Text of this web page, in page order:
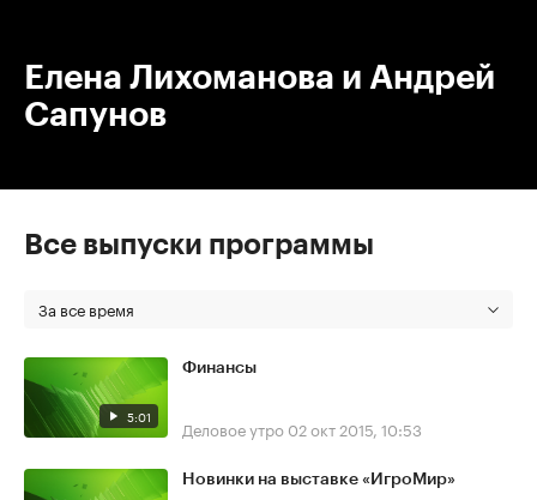
Елена Лихоманова и Андрей
Сапунов
Все выпуски программы
За все время
5:01
Финансы
Деловое утро 02 окт 2015, 10:53
Новинки на выставке «ИгроМир»